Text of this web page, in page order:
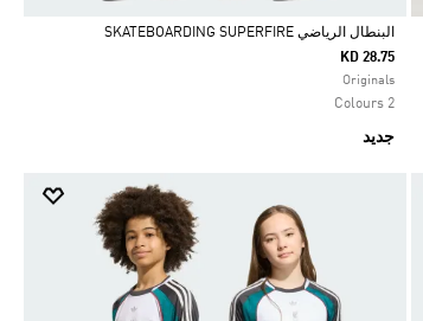
Selected
البنطال الرياضي SKATEBOARDING SUPERFIRE
KD 28.75
Originals
2 Colours
جديد